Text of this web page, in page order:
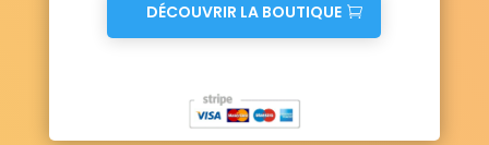
DÉCOUVRIR LA BOUTIQUE